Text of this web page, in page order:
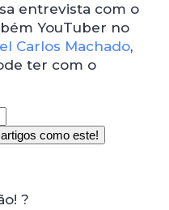
entrevista com o
YouTuber no
Carlos Machado,
ter com o
?